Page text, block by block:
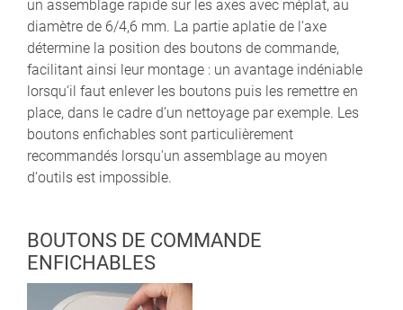
un assemblage rapide sur les axes avec méplat, au
diamètre de 6/4,6 mm. La partie aplatie de l‘axe
détermine la position des boutons de commande,
facilitant ainsi leur montage : un avantage indéniable
lorsqu‘il faut enlever les boutons puis les remettre en
place, dans le cadre d’un nettoyage par exemple. Les
boutons enfichables sont particulièrement
recommandés lorsqu'un assemblage au moyen
d‘outils est impossible.
BOUTONS DE COMMANDE
ENFICHABLES